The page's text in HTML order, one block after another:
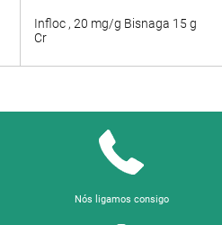
Infloc , 20 mg/g Bisnaga 15 g
Cr
Nós ligamos consigo